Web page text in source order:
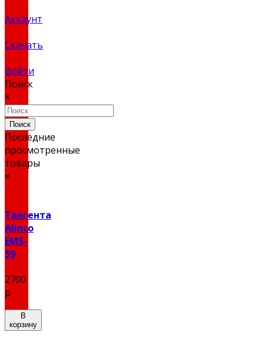
Аккаунт
Скачать
Войти
Поиск
×
Поиск
Последние
просмотренные
товары
×
Тангента
Alinco
EMS-
59
2700
р
В
корзину